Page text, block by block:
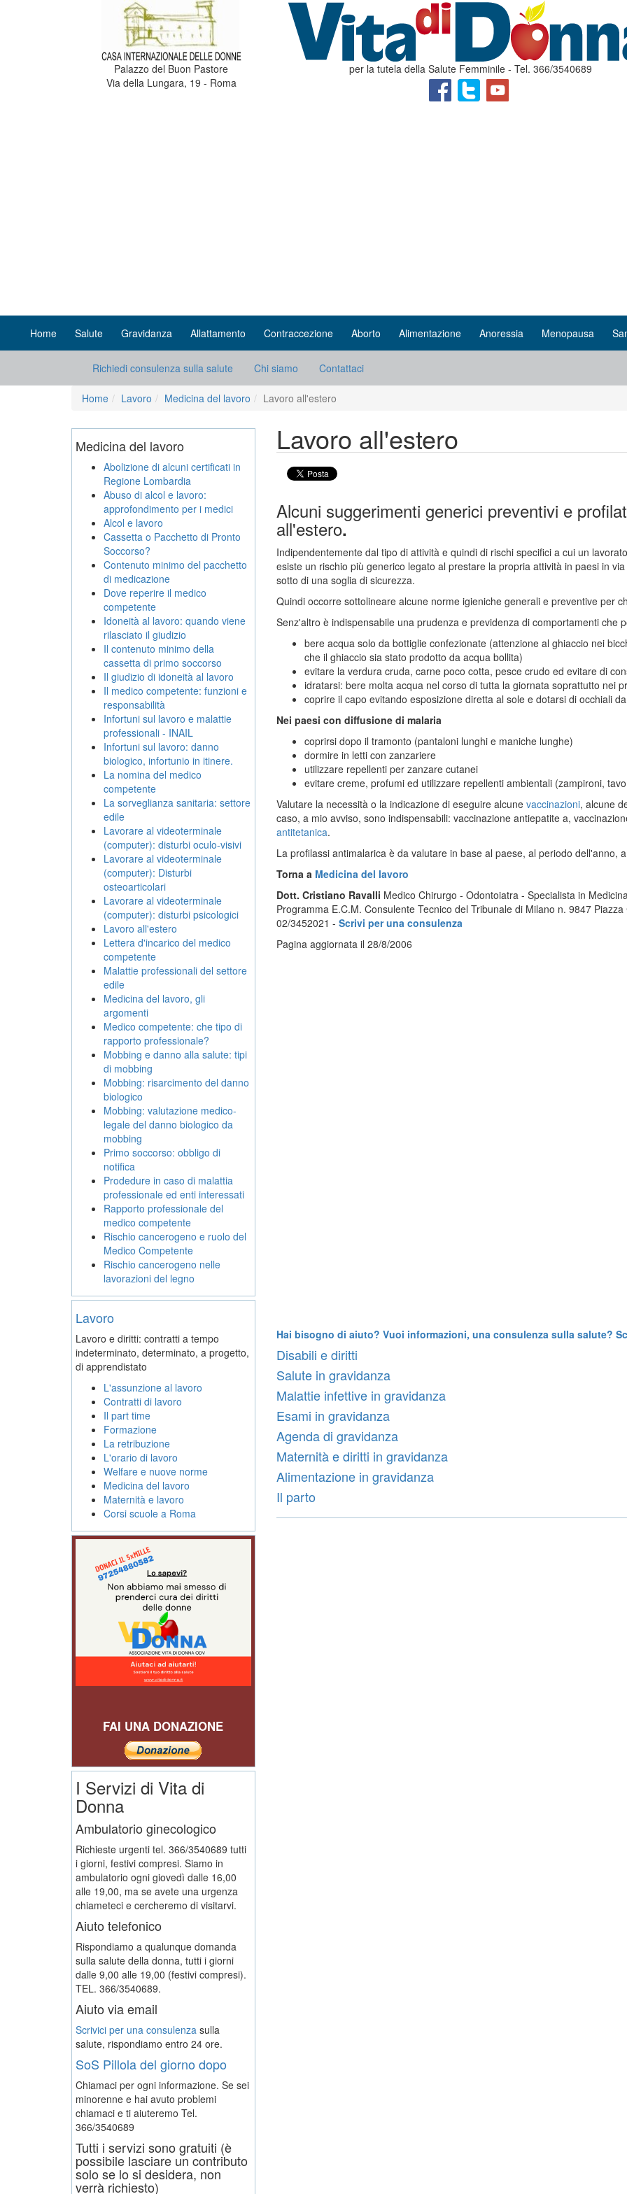
Palazzo del Buon Pastore
Via della Lungara, 19 - Roma
per la tutela della Salute Femminile - Tel. 366/3540689
Home Salute Gravidanza Allattamento Contraccezione Aborto Alimentazione Anoressia Menopausa
Richiedi consulenza sulla salute Chi siamo Contattaci
Home Lavoro Medicina del lavoro Lavoro all'estero
Lavoro all'estero
Alcuni suggerimenti generici preventivi e
all'estero.
Indipendentemente dal tipo di attività e quindi di rischi specifici a cui un
esiste un rischio più generico legato al prestare la propria attività in paesi in
sotto di una soglia di sicurezza.
Quindi occorre sottolineare alcune norme igieniche generali e preventive per
Senz'altro è indispensabile una prudenza e previdenza di comportamenti che
bere acqua solo da bottiglie confezionate (attenzione al ghiaccio nei
che il ghiaccio sia stato prodotto da acqua bollita)
evitare la verdura cruda, carne poco cotta, pesce crudo ed evitare di
idratarsi: bere molta acqua nel corso di tutta la giornata soprattutto nei
coprire il capo evitando esposizione diretta al sole e dotarsi di occhiali
Nei paesi con diffusione di malaria
coprirsi dopo il tramonto (pantaloni lunghi e maniche lunghe)
dormire in letti con zanzariere
utilizzare repellenti per zanzare cutanei
evitare creme, profumi ed utilizzare repellenti ambientali (zampironi,
Valutare la necessità o la indicazione di eseguire alcune vaccinazioni, alcune
caso, a mio avviso, sono indispensabili: vaccinazione antiepatite a,
antitetanica.
La profilassi antimalarica è da valutare in base al paese, al periodo dell'anno,
Torna a Medicina del lavoro
Dott. Cristiano Ravalli Medico Chirurgo - Odontoiatra - Specialista in
Programma E.C.M. Consulente Tecnico del Tribunale di Milano n. 9847
02/3452021 - Scrivi per una consulenza
Pagina aggiornata il 28/8/2006
Hai bisogno di aiuto? Vuoi informazioni, una consulenza sulla salute?
Disabili e diritti
Salute in gravidanza
Malattie infettive in gravidanza
Esami in gravidanza
Agenda di gravidanza
Maternità e diritti in gravidanza
Alimentazione in gravidanza
Il parto
Medicina del lavoro
Abolizione di alcuni certificati in
Regione Lombardia
Abuso di alcol e lavoro:
approfondimento per i medici
Alcol e lavoro
Cassetta o Pacchetto di Pronto
Soccorso?
Contenuto minimo del pacchetto
di medicazione
Dove reperire il medico
competente
Idoneità al lavoro: quando viene
rilasciato il giudizio
Il contenuto minimo della
cassetta di primo soccorso
Il giudizio di idoneità al lavoro
Il medico competente: funzioni e
responsabilità
Infortuni sul lavoro e malattie
professionali - INAIL
Infortuni sul lavoro: danno
biologico, infortunio in itinere.
La nomina del medico
competente
La sorveglianza sanitaria: settore
edile
Lavorare al videoterminale
(computer): disturbi oculo-visivi
Lavorare al videoterminale
(computer): Disturbi
osteoarticolari
Lavorare al videoterminale
(computer): disturbi psicologici
Lavoro all'estero
Lettera d'incarico del medico
competente
Malattie professionali del settore
edile
Medicina del lavoro, gli
argomenti
Medico competente: che tipo di
rapporto professionale?
Mobbing e danno alla salute: tipi
di mobbing
Mobbing: risarcimento del danno
biologico
Mobbing: valutazione medico-
legale del danno biologico da
mobbing
Primo soccorso: obbligo di
notifica
Prodedure in caso di malattia
professionale ed enti interessati
Rapporto professionale del
medico competente
Rischio cancerogeno e ruolo del
Medico Competente
Rischio cancerogeno nelle
lavorazioni del legno
Lavoro
Lavoro e diritti: contratti a tempo
indeterminato, determinato, a progetto,
di apprendistato
L'assunzione al lavoro
Contratti di lavoro
Il part time
Formazione
La retribuzione
L'orario di lavoro
Welfare e nuove norme
Medicina del lavoro
Maternità e lavoro
Corsi scuole a Roma
FAI UNA DONAZIONE
I Servizi di Vita di
Donna
Ambulatorio ginecologico
Richieste urgenti tel. 366/3540689 tutti
i giorni, festivi compresi. Siamo in
ambulatorio ogni giovedì dalle 16,00
alle 19,00, ma se avete una urgenza
chiameteci e cercheremo di visitarvi.
Aiuto telefonico
Rispondiamo a qualunque domanda
sulla salute della donna, tutti i giorni
dalle 9,00 alle 19,00 (festivi compresi).
TEL. 366/3540689.
Aiuto via email
Scrivici per una consulenza sulla
salute, rispondiamo entro 24 ore.
SoS Pillola del giorno dopo
Chiamaci per ogni informazione. Se sei
minorenne e hai avuto problemi
chiamaci e ti aiuteremo Tel.
366/3540689
Tutti i servizi sono gratuiti (è
possibile lasciare un contributo
solo se lo si desidera, non
verrà richiesto)